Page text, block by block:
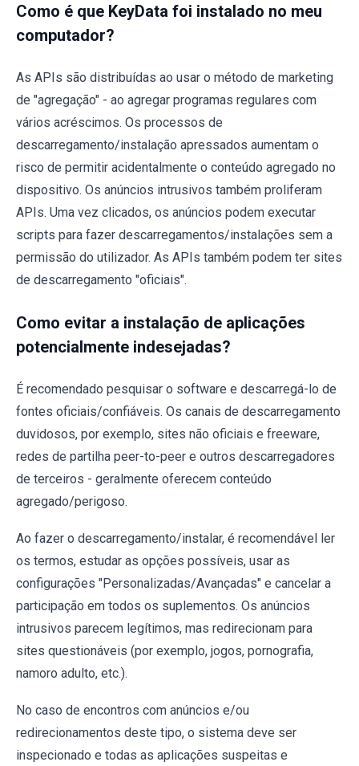
Como é que KeyData foi instalado no meu
computador?
As APIs são distribuídas ao usar o método de marketing
de "agregação" - ao agregar programas regulares com
vários acréscimos. Os processos de
descarregamento/instalação apressados aumentam o
risco de permitir acidentalmente o conteúdo agregado no
dispositivo. Os anúncios intrusivos também proliferam
APIs. Uma vez clicados, os anúncios podem executar
scripts para fazer descarregamentos/instalações sem a
permissão do utilizador. As APIs também podem ter sites
de descarregamento "oficiais".
Como evitar a instalação de aplicações
potencialmente indesejadas?
É recomendado pesquisar o software e descarregá-lo de
fontes oficiais/confiáveis. Os canais de descarregamento
duvidosos, por exemplo, sites não oficiais e freeware,
redes de partilha peer-to-peer e outros descarregadores
de terceiros - geralmente oferecem conteúdo
agregado/perigoso.
Ao fazer o descarregamento/instalar, é recomendável ler
os termos, estudar as opções possíveis, usar as
configurações "Personalizadas/Avançadas" e cancelar a
participação em todos os suplementos. Os anúncios
intrusivos parecem legítimos, mas redirecionam para
sites questionáveis (por exemplo, jogos, pornografia,
namoro adulto, etc.).
No caso de encontros com anúncios e/ou
redirecionamentos deste tipo, o sistema deve ser
inspecionado e todas as aplicações suspeitas e